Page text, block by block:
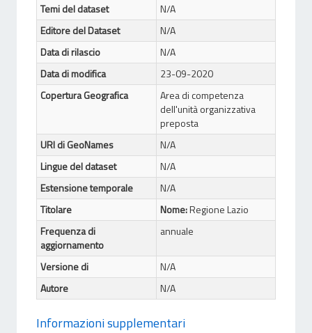
Temi del dataset
N/A
Editore del Dataset
N/A
Data di rilascio
N/A
Data di modifica
23-09-2020
Copertura Geografica
Area di competenza
dell'unità organizzativa
preposta
URI di GeoNames
N/A
Lingue del dataset
N/A
Estensione temporale
N/A
Titolare
Nome:Regione Lazio
Frequenza di
aggiornamento
annuale
Versione di
N/A
Autore
N/A
Informazioni supplementari